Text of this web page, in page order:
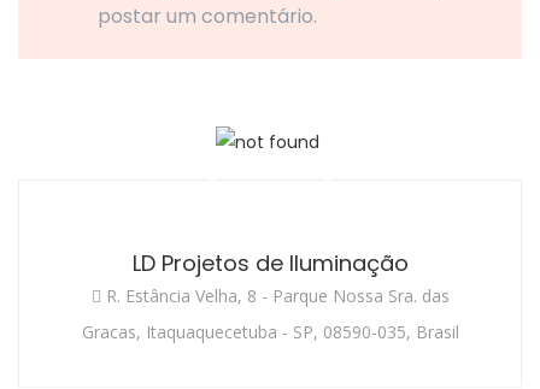
postar um comentário.
LD Projetos de Iluminação
R. Estância Velha, 8 - Parque Nossa Sra. das
Gracas, Itaquaquecetuba - SP, 08590-035, Brasil